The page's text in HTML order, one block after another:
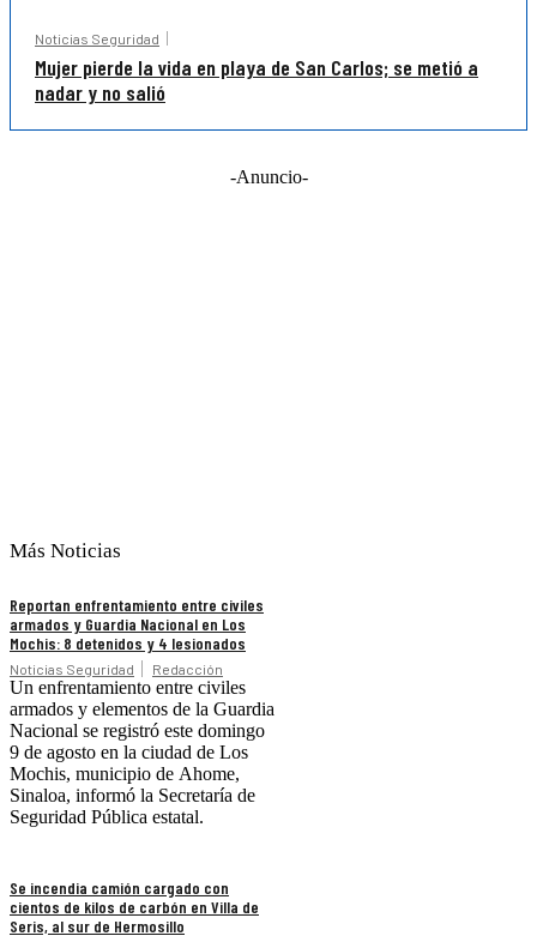
Noticias Seguridad
Mujer pierde la vida en playa de San Carlos; se metió a
nadar y no salió
-Anuncio-
Más Noticias
Reportan enfrentamiento entre civiles
armados y Guardia Nacional en Los
Mochis: 8 detenidos y 4 lesionados
Noticias Seguridad Redacción
Un enfrentamiento entre civiles
armados y elementos de la Guardia
Nacional se registró este domingo
9 de agosto en la ciudad de Los
Mochis, municipio de Ahome,
Sinaloa, informó la Secretaría de
Seguridad Pública estatal.
Se incendia camión cargado con
cientos de kilos de carbón en Villa de
Seris, al sur de Hermosillo